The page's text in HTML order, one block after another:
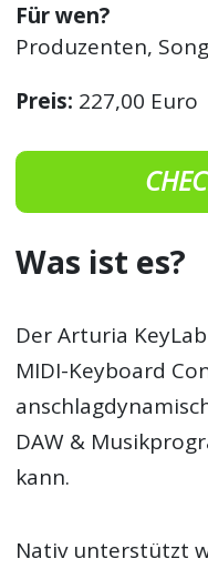
Für wen?
Produzenten,
Preis: 227,00 Euro
Was ist es?
Der Arturia
MIDI-Keyboard
DAW &
kann.
Nativ unterstützt